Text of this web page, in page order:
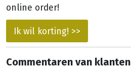
online order!
Ik wil korting! >>
Commentaren van klanten